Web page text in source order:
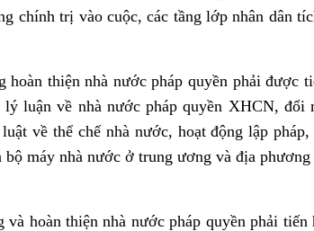
chính trị vào cuộc, các tầng lớp nhân dân
thiện nhà nước pháp quyền phải được
lý luận về nhà nước pháp quyền XHCN, đổi
về thể chế nhà nước, hoạt động lập
bộ máy nhà nước ở trung ương và địa
thiện nhà nước pháp quyền phải tiến